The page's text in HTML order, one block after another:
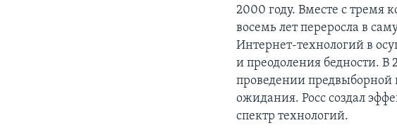
2000 году. Вместе с тремя
восемь лет переросла в
Интернет-технологий в
и преодоления бедности. В
проведении предвыборной
ожидания. Росс создал
спектр технологий.